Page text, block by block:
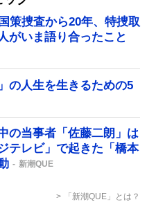
捜査から20年、特捜取
がいま語り合ったこと
の人生を生きるための5
の当事者「佐藤二朗」は
レビ」で起きた「橋本
新潮QUE
「新潮QUE」とは？